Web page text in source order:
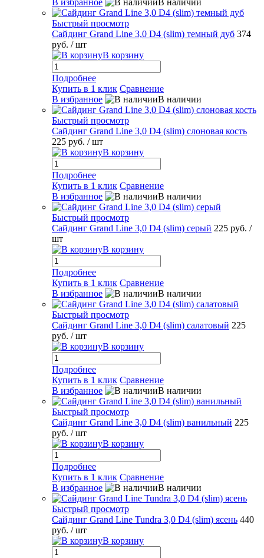
В избранное В наличии
Быстрый просмотр
Сайдинг Grand Line 3,0 D4 (slim) темный дуб 374
руб. / шт
В корзину
Подробнее
Купить в 1 клик Сравнение
В избранное
В наличии
Быстрый просмотр
Сайдинг Grand Line 3,0 D4 (slim) слоновая кость
225 руб. / шт
В корзину
Подробнее
Купить в 1 клик Сравнение
В избранное
В наличии
Быстрый просмотр
Сайдинг Grand Line 3,0 D4 (slim) серый 225 руб. /
шт
В корзину
Подробнее
Купить в 1 клик Сравнение
В избранное
В наличии
Быстрый просмотр
Сайдинг Grand Line 3,0 D4 (slim) салатовый 225
руб. / шт
В корзину
Подробнее
Купить в 1 клик Сравнение
В избранное
В наличии
Быстрый просмотр
Сайдинг Grand Line 3,0 D4 (slim) ванильный 225
руб. / шт
В корзину
Подробнее
Купить в 1 клик Сравнение
В избранное
В наличии
Быстрый просмотр
Сайдинг Grand Line Tundra 3,0 D4 (slim) ясень 440
руб. / шт
В корзину